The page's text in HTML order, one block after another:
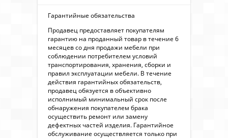
Гарантийные обязательства
Продавец предоставляет покупателям
гарантию на проданный товар в течение 6
месяцев со дня продажи мебели при
соблюдении потребителем условий
транспортирования, хранения, сборки и
правил эксплуатации мебели. В течение
действия гарантийных обязательств,
продавец обязуется в объективно
исполнимый минимальный срок после
обнаружения покупателем брака
осуществить ремонт или замену
дефектных частей изделия. Гарантийное
обслуживание осуществляется только при